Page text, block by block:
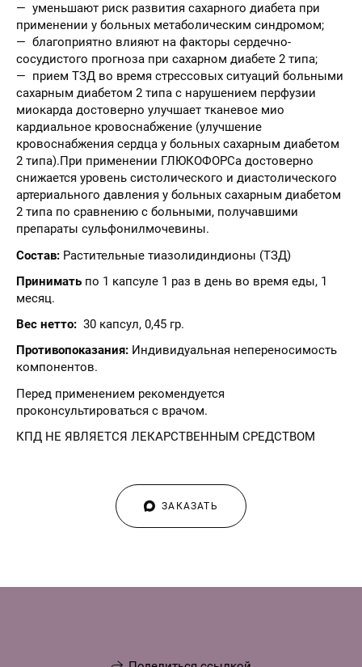
— уменьшают риск развития сахарного диабета при
применении у больных метаболическим синдромом;
— благоприятно влияют на факторы сердечно-
сосудистого прогноза при сахарном диабете 2 типа;
— прием ТЗД во время стрессовых ситуаций больными
сахарным диабетом 2 типа с нарушением перфузии
миокарда достоверно улучшает тканевое мио
кардиальное кровоснабжение (улучшение
кровоснабжения сердца у больных сахарным диабетом
2 типа).При применении ГЛЮКОФОРСа достоверно
снижается уровень систолического и диастолического
артериального давления у больных сахарным диабетом
2 типа по сравнению с больными, получавшими
препараты сульфонилмочевины.
Состав: Растительные тиазолидиндионы (ТЗД)
Принимать по 1 капсуле 1 раз в день во время еды, 1
месяц.
Вес нетто: 30 капсул, 0,45 гр.
Противопоказания: Индивидуальная непереносимость
компонентов.
Перед применением рекомендуется
проконсультироваться с врачом.
КПД НЕ ЯВЛЯЕТСЯ ЛЕКАРСТВЕННЫМ СРЕДСТВОМ
ЗАКАЗАТЬ